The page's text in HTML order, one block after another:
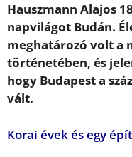
Hauszmann Alajos
napvilágot Budán.
meghatározó volt a
történetében, és
hogy Budapest a
vált.
Korai évek és egy